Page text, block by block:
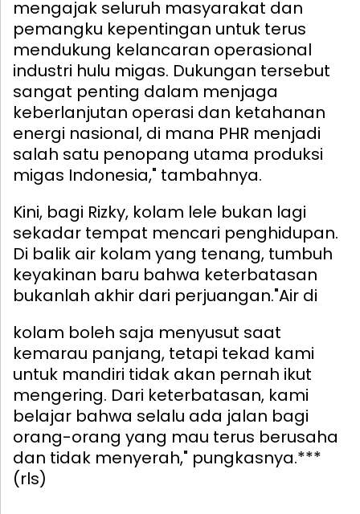
mengajak seluruh masyarakat dan
pemangku kepentingan untuk terus
mendukung kelancaran operasional
industri hulu migas. Dukungan tersebut
sangat penting dalam menjaga
keberlanjutan operasi dan ketahanan
energi nasional, di mana PHR menjadi
salah satu penopang utama produksi
migas Indonesia," tambahnya.
Kini, bagi Rizky, kolam lele bukan lagi
sekadar tempat mencari penghidupan.
Di balik air kolam yang tenang, tumbuh
keyakinan baru bahwa keterbatasan
bukanlah akhir dari perjuangan."Air di
kolam boleh saja menyusut saat
kemarau panjang, tetapi tekad kami
untuk mandiri tidak akan pernah ikut
mengering. Dari keterbatasan, kami
belajar bahwa selalu ada jalan bagi
orang-orang yang mau terus berusaha
dan tidak menyerah," pungkasnya.***
(rls)